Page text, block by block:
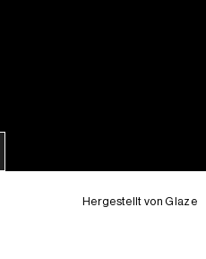
Hergestellt vonGlaze